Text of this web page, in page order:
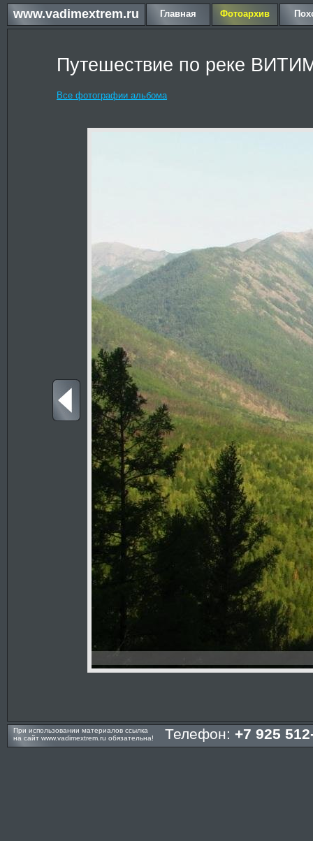
www.vadimextrem.ru Главная Фотоархив
Путешествие по реке
Все фотографии альбома
При использовании материалов ссылка
на сайт www.vadimextrem.ru обязательна! Телефон: +7 925